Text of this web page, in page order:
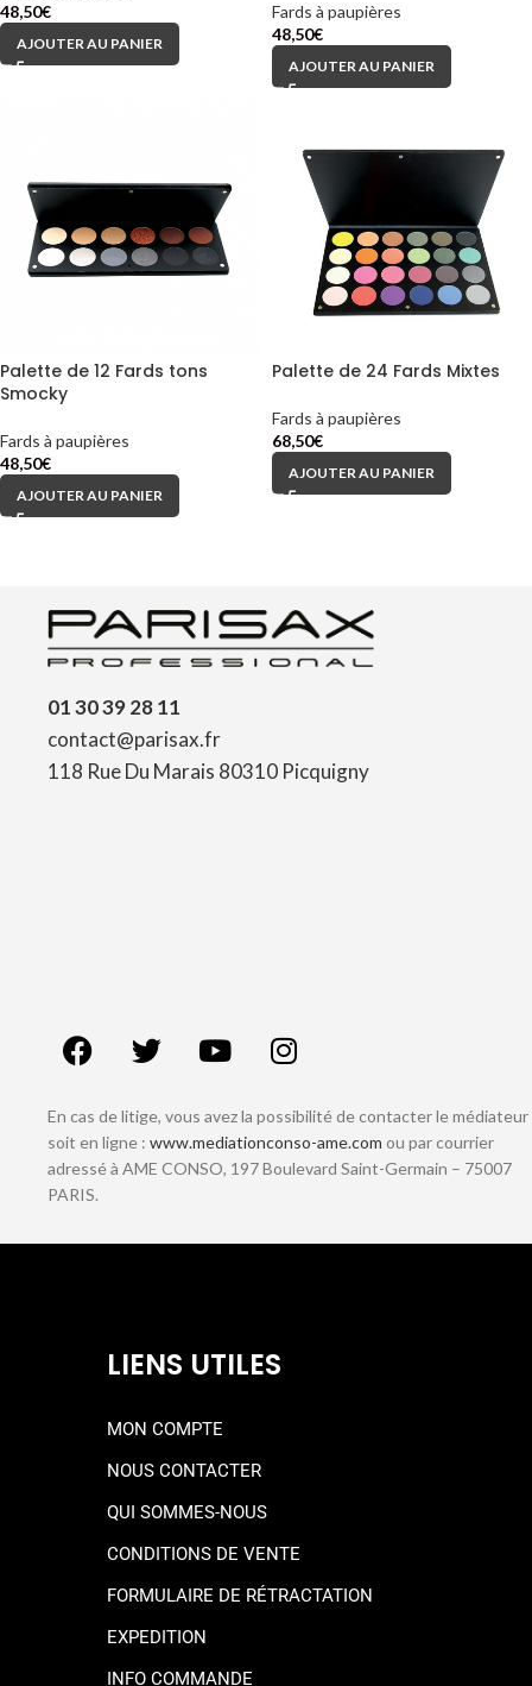
48,50€
AJOUTER AU PANIER
Fards à paupières
48,50€
AJOUTER AU PANIER
Palette de 12 Fards tons
Smocky
Fards à paupières
48,50€
AJOUTER AU PANIER
Palette de 24 Fards Mixtes
Fards à paupières
68,50€
AJOUTER AU PANIER
01 30 39 28 11
contact@parisax.fr
118 Rue Du Marais 80310 Picquigny
En cas de litige, vous avez la possibilité de contacter le médiateur
soit en ligne : www.mediationconso-ame.com ou par courrier
adressé à AME CONSO, 197 Boulevard Saint-Germain – 75007
PARIS.
LIENS UTILES
MON COMPTE
NOUS CONTACTER
QUI SOMMES-NOUS
CONDITIONS DE VENTE
FORMULAIRE DE RÉTRACTATION
EXPEDITION
INFO COMMANDE